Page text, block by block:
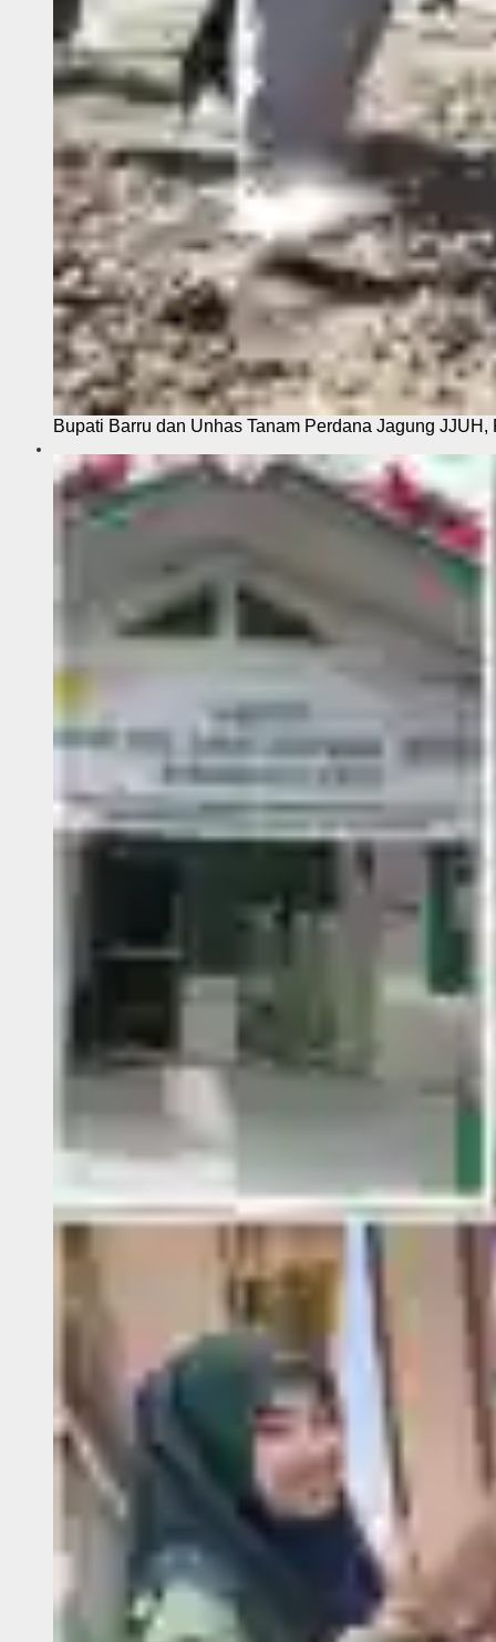
Bupati Barru dan Unhas Tanam Perdana Jagung